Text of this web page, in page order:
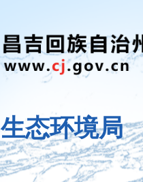
生态环境局